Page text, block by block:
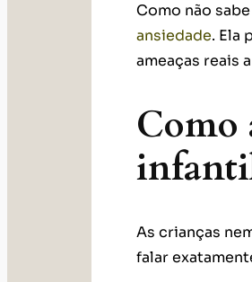
Como não
ansiedade. Ela
ameaças reais
Como
As crianças
falar